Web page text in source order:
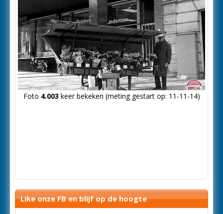
Foto 4.003 keer bekeken (meting gestart op: 11-11-14)
Like onze FB en blijf op de hoogte